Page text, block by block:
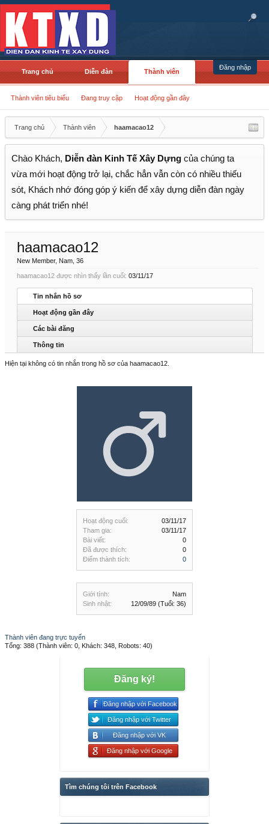
Đăng nhập
Trang chủ Diễn đàn Thành viên
Thành viên tiêu biểu Đang truy cập Hoạt động gần đây
Trang chủ Thành viên haamacao12
Chào Khách, Diễn đàn Kinh Tế Xây Dựng của chúng ta
vừa mới hoạt động trở lại, chắc hẳn vẫn còn có nhiều thiếu
sót, Khách nhớ đóng góp ý kiến để xây dựng diễn đàn ngày
càng phát triển nhé!
Hoạt động cuối:
03/11/17
Tham gia:
03/11/17
Bài viết:
0
Đã được thích:
0
Điểm thành tích:
0
Giới tính:
Nam
Sinh nhật:
12/09/89 (Tuổi: 36)
haamacao12
New Member, Nam, 36
haamacao12 được nhìn thấy lần cuối: 03/11/17
Tin nhắn hồ sơ
Hoạt động gần đây
Các bài đăng
Thông tin
Hiện tại không có tin nhắn trong hồ sơ của haamacao12.
Thành viên đang trực tuyến
Tổng: 388 (Thành viên: 0, Khách: 348, Robots: 40)
Đăng ký!
Đăng nhập với Facebook
Đăng nhập với Twitter
Đăng nhập với VK
Đăng nhập với Google
Tìm chúng tôi trên Facebook